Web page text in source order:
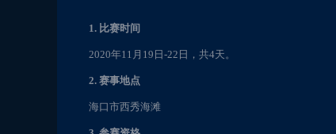
1. 比赛时间
2020年11月19日-22日，共4天。
2. 赛事地点
海口市西秀海滩